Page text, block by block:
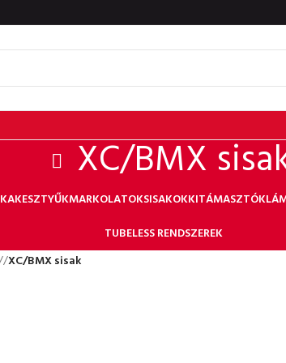
XC/BMX
KESZTYŰKMARKOLATOKSISAKOKKITÁMASZTÓK
TUBELESS RENDSZEREK
XC/BMX sisak